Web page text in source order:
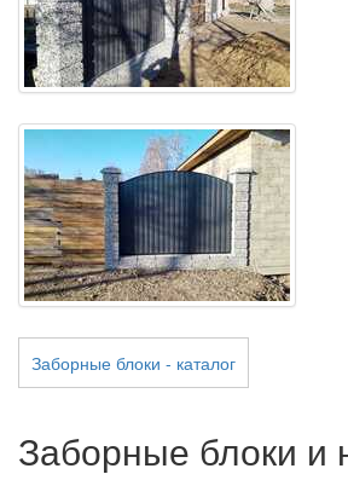
Заборные блоки - каталог
Заборные блоки и